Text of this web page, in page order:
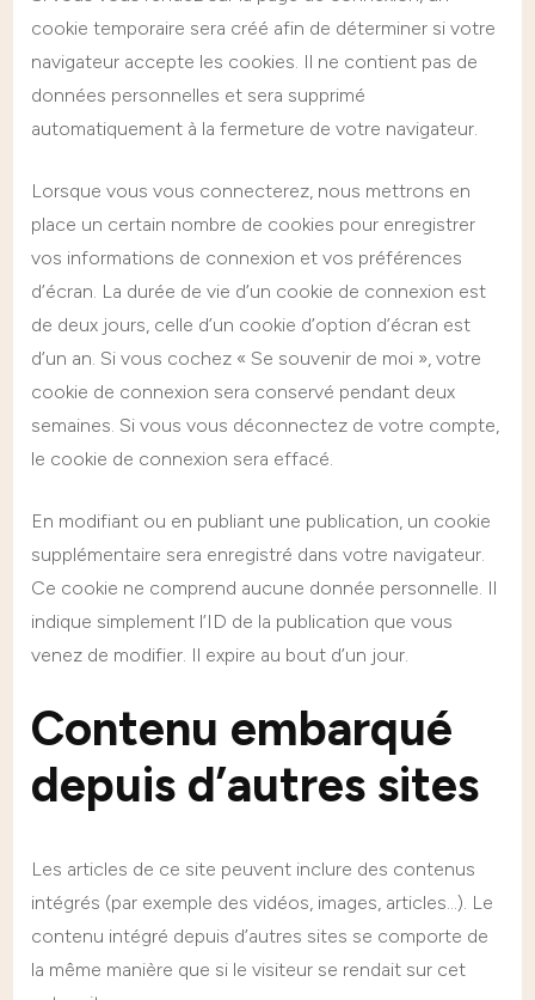
cookie temporaire sera créé afin de déterminer si votre
navigateur accepte les cookies. Il ne contient pas de
données personnelles et sera supprimé
automatiquement à la fermeture de votre navigateur.
Lorsque vous vous connecterez, nous mettrons en
place un certain nombre de cookies pour enregistrer
vos informations de connexion et vos préférences
d’écran. La durée de vie d’un cookie de connexion est
de deux jours, celle d’un cookie d’option d’écran est
d’un an. Si vous cochez « Se souvenir de moi », votre
cookie de connexion sera conservé pendant deux
semaines. Si vous vous déconnectez de votre compte,
le cookie de connexion sera effacé.
En modifiant ou en publiant une publication, un cookie
supplémentaire sera enregistré dans votre navigateur.
Ce cookie ne comprend aucune donnée personnelle. Il
indique simplement l’ID de la publication que vous
venez de modifier. Il expire au bout d’un jour.
Contenu embarqué
depuis d’autres sites
Les articles de ce site peuvent inclure des contenus
intégrés (par exemple des vidéos, images, articles…). Le
contenu intégré depuis d’autres sites se comporte de
la même manière que si le visiteur se rendait sur cet